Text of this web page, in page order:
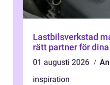
Lastbilsverkstad malmö så
rätt partner för
01 augusti 2026
inspiration